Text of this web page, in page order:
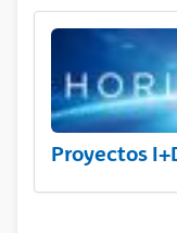
Proyectos